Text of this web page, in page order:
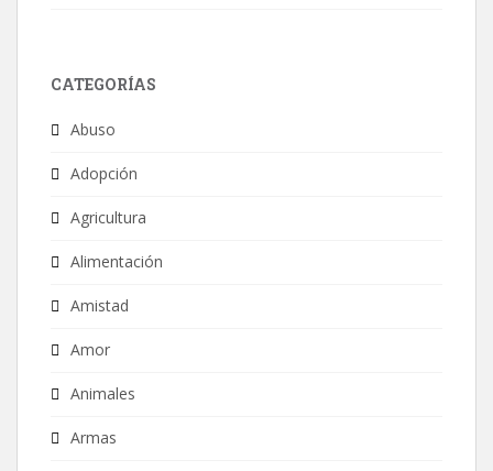
CATEGORÍAS
Abuso
Adopción
Agricultura
Alimentación
Amistad
Amor
Animales
Armas